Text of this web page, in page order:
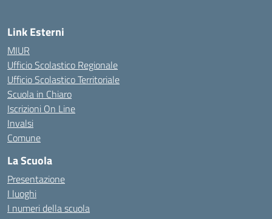
Link Esterni
MIUR
Ufficio Scolastico Regionale
Ufficio Scolastico Territoriale
Scuola in Chiaro
Iscrizioni On Line
Invalsi
Comune
La Scuola
Presentazione
I luoghi
I numeri della scuola